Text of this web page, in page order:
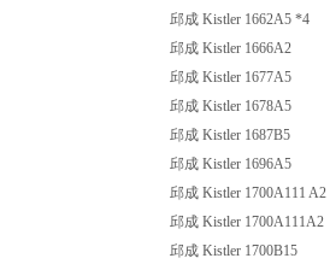
邱成 Kistler 1662A5 *4
邱成 Kistler 1666A2
邱成 Kistler 1677A5
邱成 Kistler 1678A5
邱成 Kistler 1687B5
邱成 Kistler 1696A5
邱成 Kistler 1700A111 A2
邱成 Kistler 1700A111A2
邱成 Kistler 1700B15